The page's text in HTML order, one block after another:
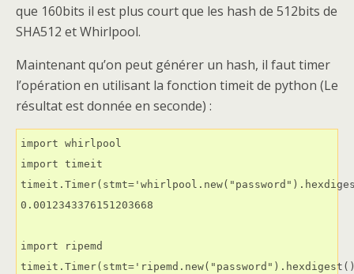
que 160bits il est plus court que les hash de 512bits de
SHA512 et Whirlpool.
Maintenant qu’on peut générer un hash, il faut timer
l’opération en utilisant la fonction timeit de python (Le
résultat est donnée en seconde) :
import whirlpool
import timeit
0.0012343376151203668
import ripemd